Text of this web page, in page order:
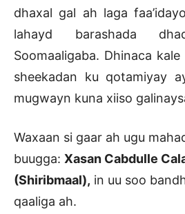
dhaxal gal ah laga
lahayd barashada
Soomaaligaba. Dhinaca
sheekadan ku qotamiyay
mugwayn kuna xiiso
Waxaan si gaar ah ugu
buugga: Xasan Cabdulle
(Shiribmaal), in uu soo
qaaliga ah.